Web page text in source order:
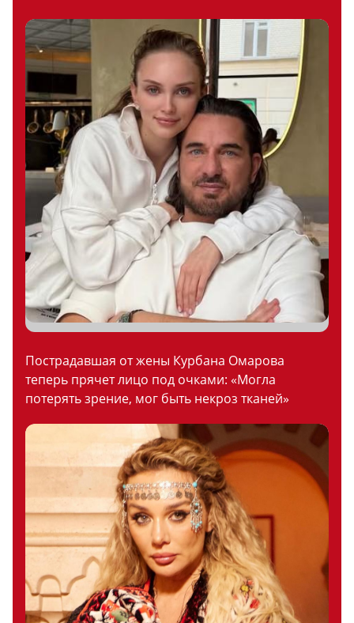
Пострадавшая от жены Курбана Омарова
теперь прячет лицо под очками: «Могла
потерять зрение, мог быть некроз тканей»